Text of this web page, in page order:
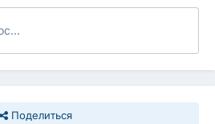
Поделиться